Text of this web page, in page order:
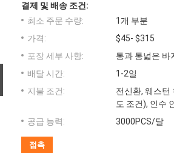
결제 및 배송 조건:
최소 주문 수량:
1개 부분
가격:
$45- $315
포장 세부 사항:
통과 통넓은 바
배달 시간:
1-2일
지불 조건:
전신환, 웨스턴
도 조건), 인수
공급 능력:
3000PCS/달
접촉